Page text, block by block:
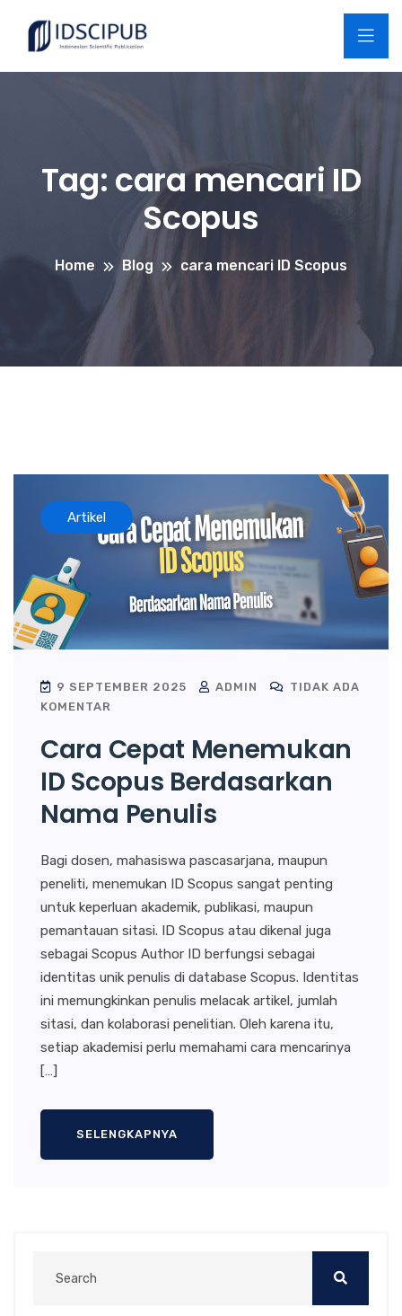
Tag: cara mencari ID
Scopus
Home Blog cara mencari ID Scopus
Artikel
9 SEPTEMBER 2025 ADMIN
TIDAK ADA
KOMENTAR
Cara Cepat Menemukan
ID Scopus Berdasarkan
Nama Penulis
Bagi dosen, mahasiswa pascasarjana, maupun
peneliti, menemukan ID Scopus sangat penting
untuk keperluan akademik, publikasi, maupun
pemantauan sitasi. ID Scopus atau dikenal juga
sebagai Scopus Author ID berfungsi sebagai
identitas unik penulis di database Scopus. Identitas
ini memungkinkan penulis melacak artikel, jumlah
sitasi, dan kolaborasi penelitian. Oleh karena itu,
setiap akademisi perlu memahami cara mencarinya
[…]
SELENGKAPNYA